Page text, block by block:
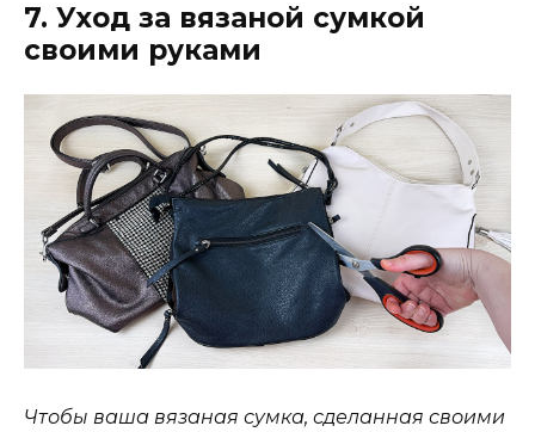
7. Уход за вязаной сумкой
своими руками
Чтобы ваша вязаная сумка, сделанная своими